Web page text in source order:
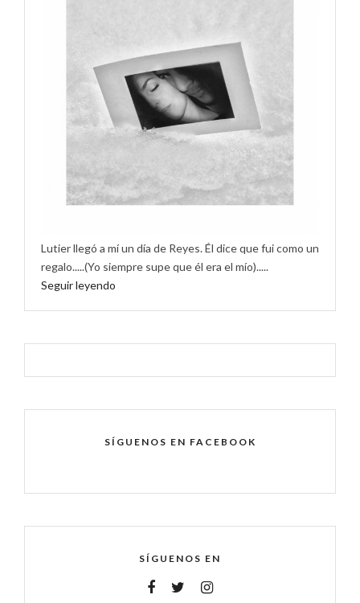
Lutier llegó a mí un día de Reyes. Él dice que fui como un
regalo.....(Yo siempre supe que él era el mío).....
Seguir leyendo
SÍGUENOS EN FACEBOOK
SÍGUENOS EN